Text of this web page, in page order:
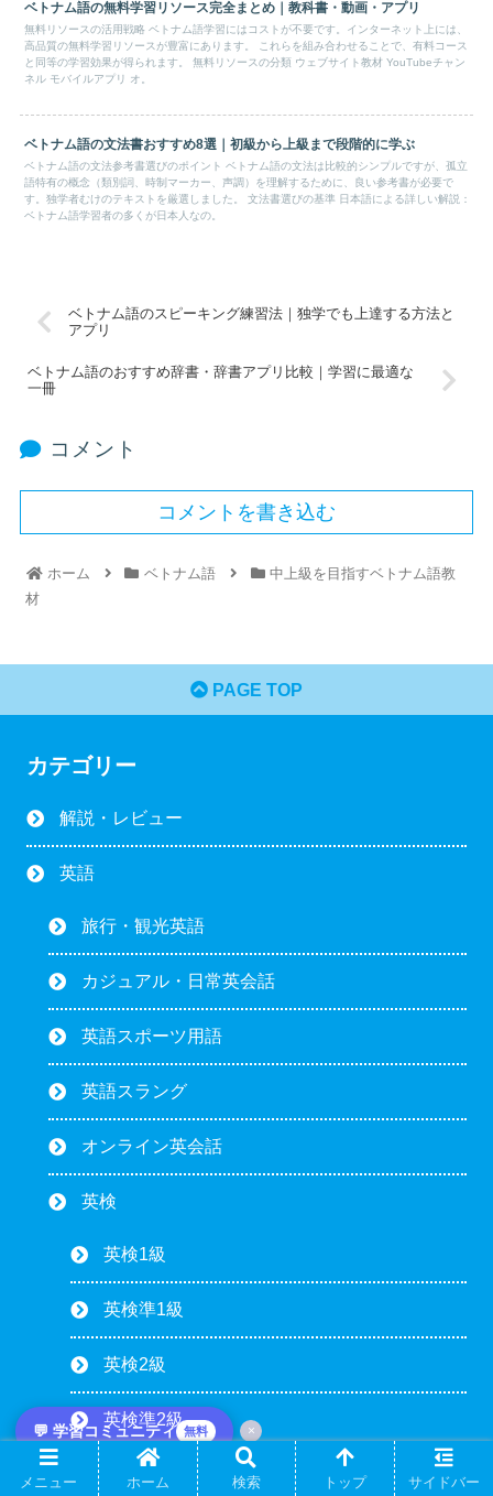
💬 学習コミュニティ 無料 ×
ベトナム語の無料学習リソース完全まとめ｜教科書・動画・アプリ
無料リソースの活用戦略 ベトナム語学習にはコストが不要です。インターネット上には、
高品質の無料学習リソースが豊富にあります。 これらを組み合わせることで、有料コース
と同等の学習効果が得られます。 無料リソースの分類 ウェブサイト教材 YouTubeチャン
ネル モバイルアプリ オ。
ベトナム語の文法書おすすめ8選｜初級から上級まで段階的に学ぶ
ベトナム語の文法参考書選びのポイント ベトナム語の文法は比較的シンプルですが、孤立
語特有の概念（類別詞、時制マーカー、声調）を理解するために、良い参考書が必要で
す。独学者むけのテキストを厳選しました。 文法書選びの基準 日本語による詳しい解説：
ベトナム語学習者の多くが日本人なの。
ベトナム語のスピーキング練習法｜独学でも上達する方法と
アプリ
ベトナム語のおすすめ辞書・辞書アプリ比較｜学習に最適な
一冊
コメント
コメントを書き込む
ホーム ベトナム語
中上級を目指すベトナム語教
材
PAGE TOP
カテゴリー
解説・レビュー
英語
旅行・観光英語
カジュアル・日常英会話
英語スポーツ用語
英語スラング
オンライン英会話
英検
英検1級
英検準1級
英検2級
英検準2級
英検3級
メニュー ホーム 検索 トップ サイドバー